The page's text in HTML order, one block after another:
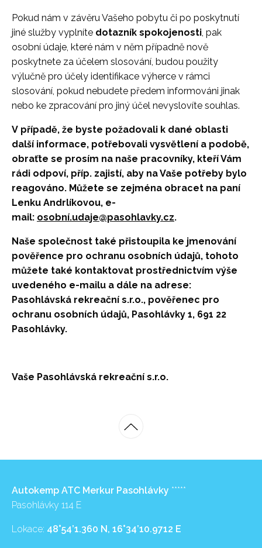
Pokud nám v závěru Vašeho pobytu či po poskytnutí
jiné služby vyplníte dotazník spokojenosti, pak
osobní údaje, které nám v něm případně nově
poskytnete za účelem slosování, budou použity
výlučně pro účely identifikace výherce v rámci
slosování, pokud nebudete předem informováni jinak
nebo ke zpracování pro jiný účel nevyslovíte souhlas.
V případě, že byste požadovali k dané oblasti
další informace, potřebovali vysvětlení a podobě,
obraťte se prosím na naše pracovníky, kteří Vám
rádi odpoví, příp. zajistí, aby na Vaše potřeby bylo
reagováno. Můžete se zejména obracet na paní
Lenku Andrlíkovou, e-
mail: osobní.udaje@pasohlavky.cz.
Naše společnost také přistoupila ke jmenování
pověřence pro ochranu osobních údajů, tohoto
můžete také kontaktovat prostřednictvím výše
uvedeného e-mailu a dále na adrese:
Pasohlávská rekreační s.r.o., pověřenec pro
ochranu osobních údajů, Pasohlávky 1, 691 22
Pasohlávky.
Vaše Pasohlávská rekreační s.r.o.
Autokemp ATC Merkur Pasohlávky *****
Pasohlávky 114 E
Lokace: 48°54’1.360 N, 16°34’10.9712 E